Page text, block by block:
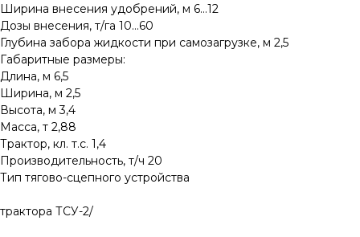
Ширина внесения удобрений, м 6…12
Дозы внесения, т/га 10…60
Глубина забора жидкости при самозагрузке, м 2,5
Габаритные размеры:
Длина, м 6,5
Ширина, м 2,5
Высота, м 3,4
Масса, т 2,88
Трактор, кл. т.с. 1,4
Производительность, т/ч 20
Тип тягово-сцепного устройства
трактора ТСУ-2/